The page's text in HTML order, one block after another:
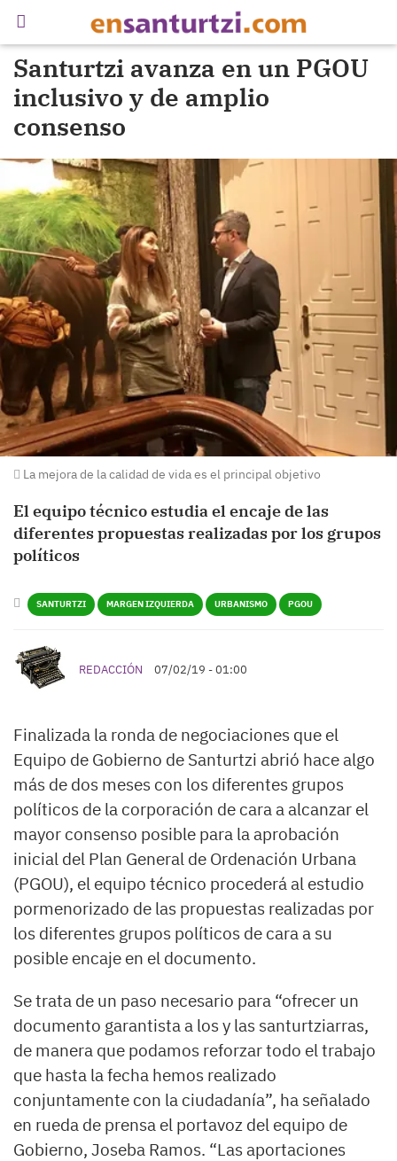
Santurtzi avanza en un PGOU
inclusivo y de amplio
consenso
La mejora de la calidad de vida es el principal objetivo
El equipo técnico estudia el encaje de las
diferentes propuestas realizadas por los grupos
políticos
SANTURTZI MARGEN IZQUIERDA URBANISMO PGOU
REDACCIÓN 07/02/19 - 01:00
Finalizada la ronda de negociaciones que el
Equipo de Gobierno de Santurtzi abrió hace algo
más de dos meses con los diferentes grupos
políticos de la corporación de cara a alcanzar el
mayor consenso posible para la aprobación
inicial del Plan General de Ordenación Urbana
(PGOU), el equipo técnico procederá al estudio
pormenorizado de las propuestas realizadas por
los diferentes grupos políticos de cara a su
posible encaje en el documento.
Se trata de un paso necesario para “ofrecer un
documento garantista a los y las santurtziarras,
de manera que podamos reforzar todo el trabajo
que hasta la fecha hemos realizado
conjuntamente con la ciudadanía”, ha señalado
en rueda de prensa el portavoz del equipo de
Gobierno, Joseba Ramos. “Las aportaciones